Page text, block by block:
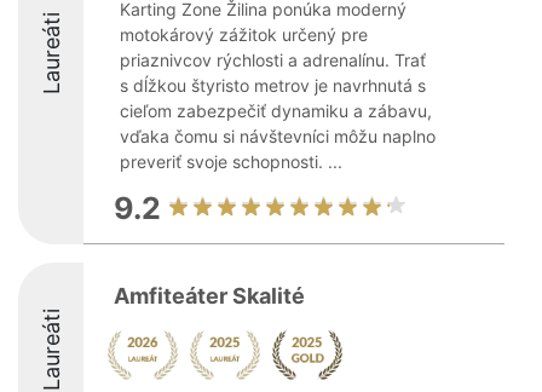
Laureáti
Karting Zone Žilina ponúka moderný
motokárový zážitok určený pre
priaznivcov rýchlosti a adrenalínu. Trať
s dĺžkou štyristo metrov je navrhnutá s
cieľom zabezpečiť dynamiku a zábavu,
vďaka čomu si návštevníci môžu naplno
preveriť svoje schopnosti. ...
9.2
Laureáti
Amfiteáter Skalité